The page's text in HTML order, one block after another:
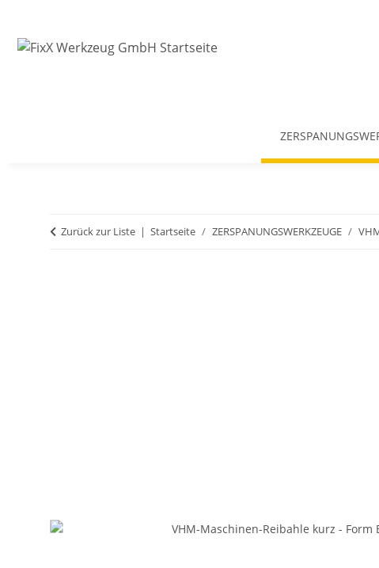
Zurück zur Liste Startseite ZERSPANUNGSWERKZEUGE